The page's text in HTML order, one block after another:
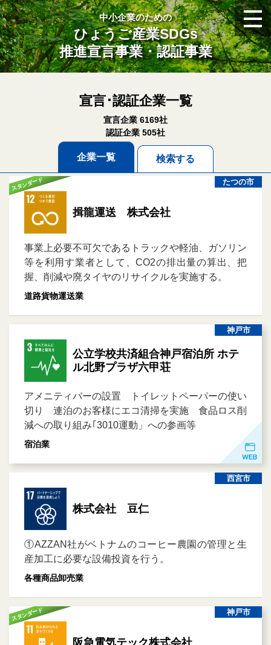
中小企業のための
ひょうご産業SDGs
推進宣言事業・認証事業
宣言･認証企業一覧
宣言企業 6169社
認証企業 505社
企業一覧 検索する
たつの市
スタンダード
揖龍運送 株式会社
事業上必要不可欠であるトラックや軽油、ガソリン
等を利用す業者として、CO2の排出量の算出、把
握、削減や廃タイヤのリサイクルを実施する。
道路貨物運送業
神戸市
公立学校共済組合神戸宿泊所 ホテ
ル北野プラザ六甲荘
アメニティバーの設置 トイレットペーパーの使い
切り 連泊のお客様にエコ清掃を実施 食品ロス削
減への取り組み｢3010運動」への参画等
宿泊業
西宮市
株式会社 豆仁
①AZZAN社がベトナムのコーヒー農園の管理と生
産加工に必要な設備投資を行う。
各種商品卸売業
神戸市
スタンダード
阪急電気テック株式会社